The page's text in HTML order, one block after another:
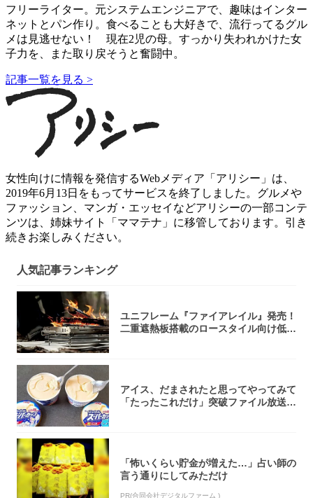
フリーライター。元システムエンジニアで、趣味はインター
ネットとパン作り。食べることも大好きで、流行ってるグル
メは見逃せない！ 現在2児の母。すっかり失われかけた女
子力を、また取り戻そうと奮闘中。
記事一覧を見る >
女性向けに情報を発信するWebメディア「アリシー」は、
2019年6月13日をもってサービスを終了しました。グルメや
ファッション、マンガ・エッセイなどアリシーの一部コンテ
ンツは、姉妹サイト「ママテナ」に移管しております。引き
続きお楽しみください。
人気記事ランキング
ユニフレーム『ファイアレイル』発売！
二重遮熱板搭載のロースタイル向け低型
アイス、だまされたと思ってやってみて
「たったこれだけ」突破ファイル放送で
「怖いくらい貯金が増えた…」占い師の
言う通りにしてみただけ
PR(合同会社デジタルファーム )